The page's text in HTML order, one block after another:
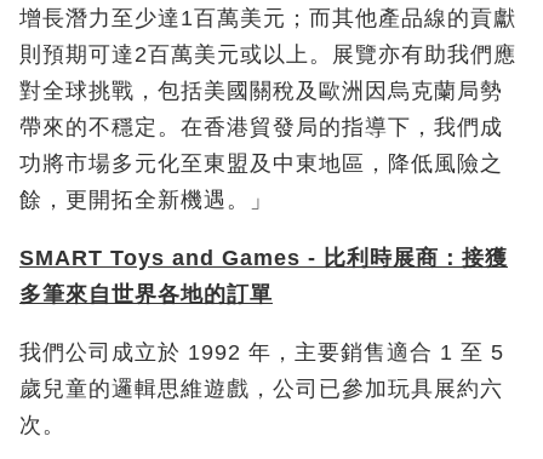
增長潛力至少達1百萬美元；而其他產品線的貢獻
則預期可達2百萬美元或以上。展覽亦有助我們應
對全球挑戰，包括美國關稅及歐洲因烏克蘭局勢
帶來的不穩定。在香港貿發局的指導下，我們成
功將市場多元化至東盟及中東地區，降低風險之
餘，更開拓全新機遇。」
SMART Toys and Games - 比利時展商： 接獲
多筆來自世界各地的訂單
我們公司成立於 1992 年，主要銷售適合 1 至 5
歲兒童的邏輯思維遊戲，公司已參加玩具展約六
次。